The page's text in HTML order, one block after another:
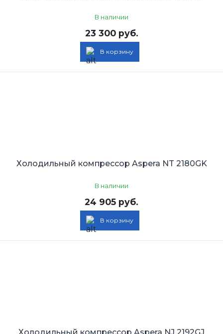
В наличии
23 300 руб.
В корзину
Холодильный компрессор Aspera NT 2180GK
В наличии
24 905 руб.
В корзину